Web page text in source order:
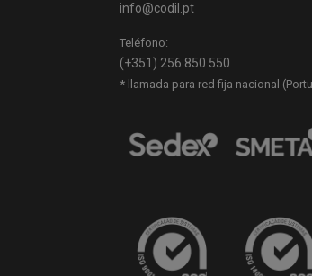
info@codil.pt
Teléfono:
(+351) 256 850 550
* llamada para red fija nacional